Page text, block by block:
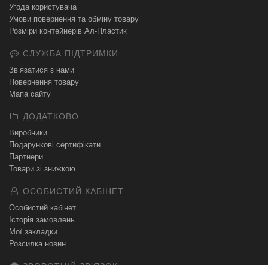
Угода користувача
Умови повернення та обміну товару
Розміри контейнерів Ал-Пластик
СЛУЖБА ПІДТРИМКИ
Зв’язатися з нами
Повернення товару
Мапа сайту
ДОДАТКОВО
Виробники
Подарункові сертифікати
Партнери
Товари зі знижкою
ОСОБИСТИЙ КАБІНЕТ
Особистий кабінет
Історія замовлень
Мої закладки
Розсилка новин